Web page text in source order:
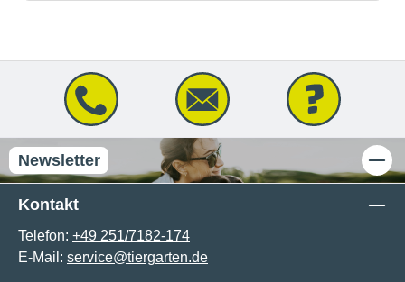
Newsletter
Kontakt
Telefon: +49 251/7182-174
E-Mail: service@tiergarten.de